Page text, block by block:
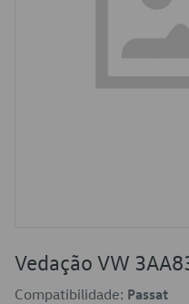
Vedação VW
Compatibilidade: Passat